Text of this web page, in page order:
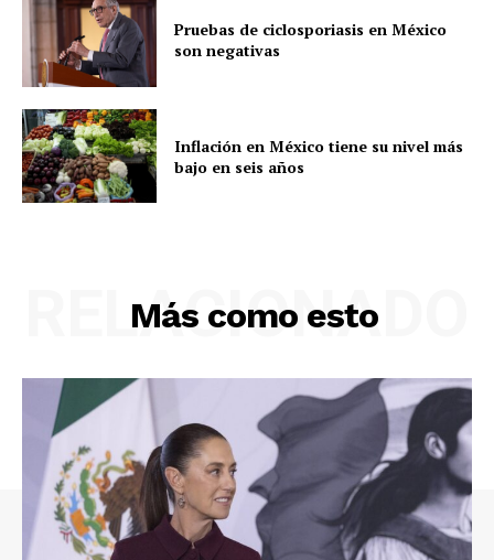
Pruebas de ciclosporiasis en México
son negativas
Inflación en México tiene su nivel más
bajo en seis años
Más como esto
RELACIONADO